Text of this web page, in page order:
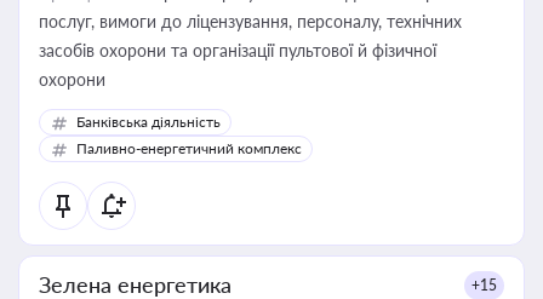
послуг, вимоги до ліцензування, персоналу, технічних
засобів охорони та організації пультової й фізичної
охорони
Банківська діяльність
Паливно-енергетичний комплекс
Зелена енергетика +15